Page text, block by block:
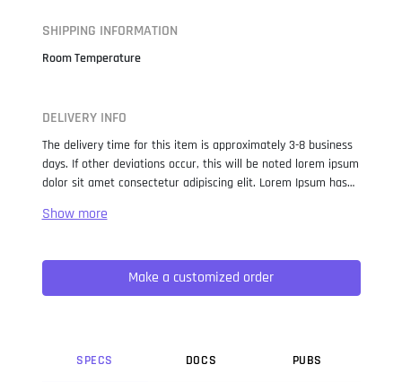
SHIPPING INFORMATION
Room Temperature
DELIVERY INFO
The delivery time for this item is approximately 3-8 business
days. If other deviations occur, this will be noted lorem ipsum
dolor sit amet consectetur adipiscing elit. Lorem Ipsum has
when an unknown printer took a galley of type and
not only five centuries, but also the leap into electronic
typesetting, remaining essentially unchanged. It was
popularised in the 1960s with the release of Letraset sheets
Make a customized order
SPECS DOCS PUBS